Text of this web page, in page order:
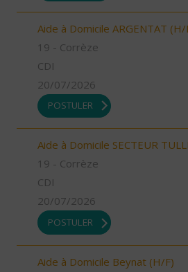
Aide à Domicile ARGENTAT (H/
19 - Corrèze
CDI
20/07/2026
POSTULER
Aide à Domicile SECTEUR
19 - Corrèze
CDI
20/07/2026
POSTULER
Aide à Domicile Beynat (H/F)